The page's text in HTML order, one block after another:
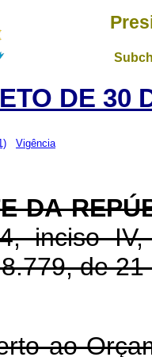
DE 30
Vigência
DA
inciso
de
ao